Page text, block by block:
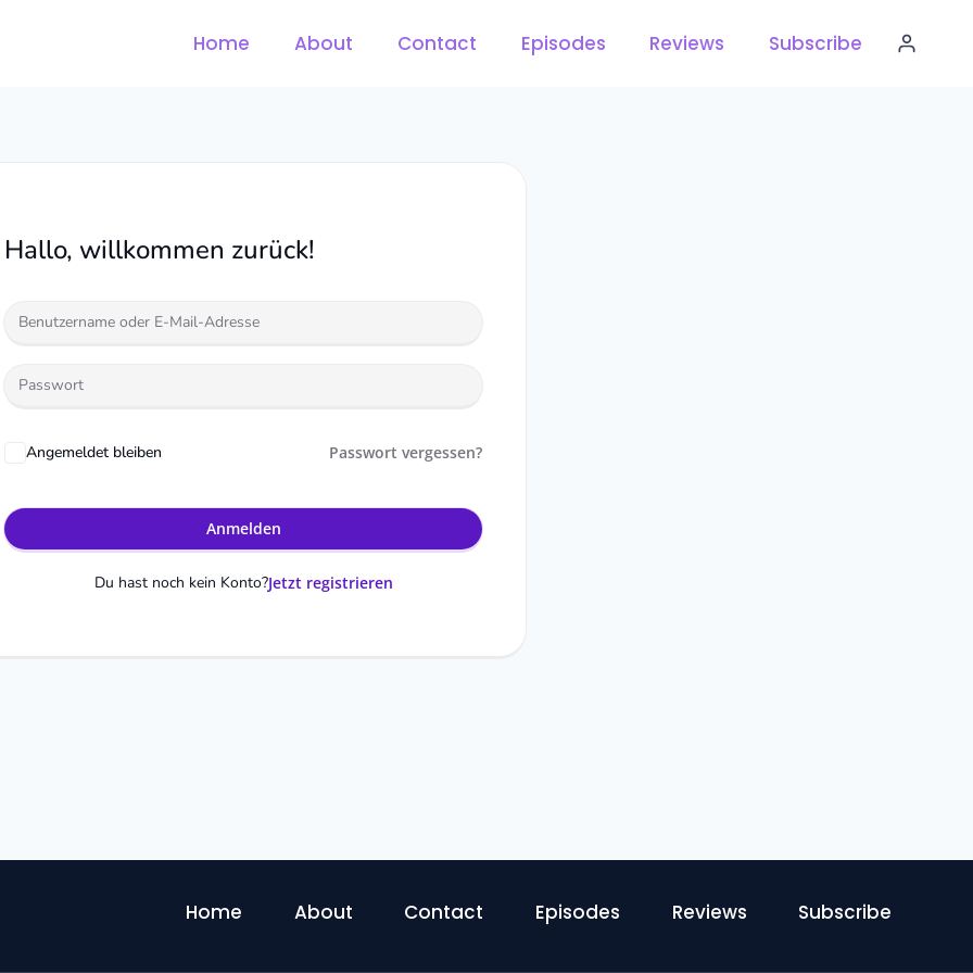
Home About Contact Episodes Reviews Subscribe
Hallo, willkommen zurück!
Angemeldet bleiben Passwort vergessen?
Anmelden
Du hast noch kein Konto?Jetzt registrieren
Home About Contact Episodes Reviews Subscribe